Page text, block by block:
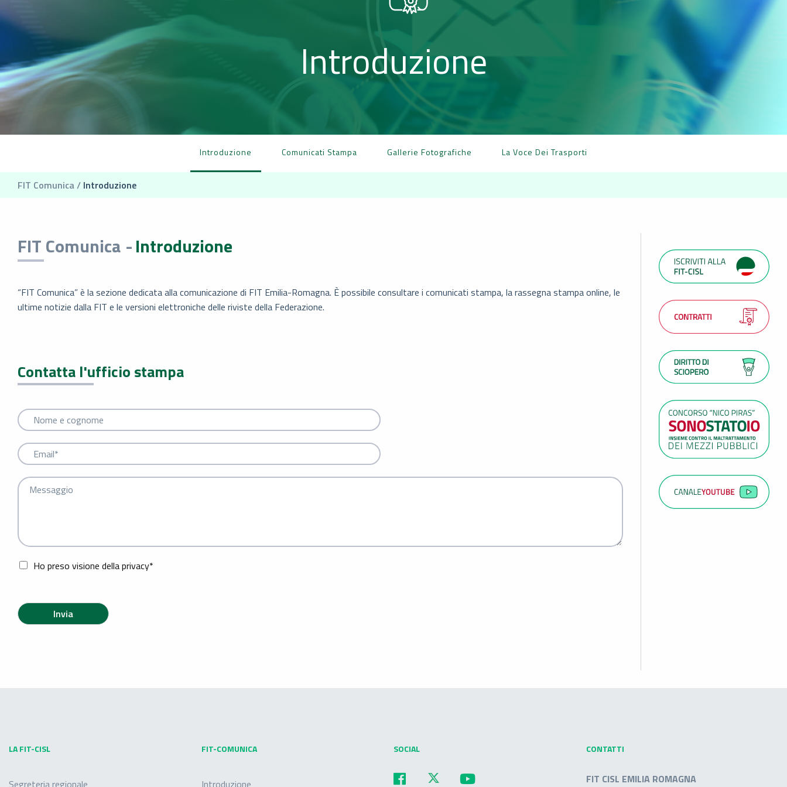
Introduzione
Introduzione Comunicati Stampa Gallerie Fotografiche La Voce Dei Trasporti
FIT Comunica / Introduzione
FIT Comunica -Introduzione
“FIT Comunica” è la sezione dedicata alla comunicazione di FIT Emilia-Romagna. È possibile consultare i comunicati stampa, la rassegna stampa online, le
ultime notizie dalla FIT e le versioni elettroniche delle riviste della Federazione.
Contatta l'ufficio stampa
Ho preso visione della privacy*
Invia
LA FIT-CISL
Segreteria regionale
FIT-COMUNICA
Introduzione
SOCIAL CONTATTI
FIT CISL EMILIA ROMAGNA